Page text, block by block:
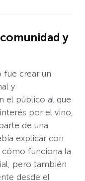
y
fue crear un
y
el público al que
por el vino,
de una
explicar con
cómo funciona la
pero también
desde el